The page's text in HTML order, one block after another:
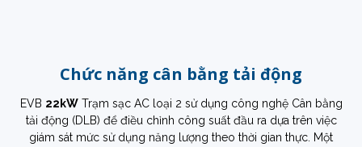
Chức năng cân bằng tải động
EVB 22kWTrạm sạc AC loại 2 sử dụng công nghệ Cân bằng
tải động (DLB) để điều chỉnh công suất đầu ra dựa trên việc
giám sát mức sử dụng năng lượng theo thời gian thực. Một